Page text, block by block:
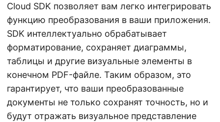
Cloud SDK позволяет вам легко интегрировать
функцию преобразования в ваши приложения.
SDK интеллектуально обрабатывает
форматирование, сохраняет диаграммы,
таблицы и другие визуальные элементы в
конечном PDF-файле. Таким образом, это
гарантирует, что ваши преобразованные
документы не только сохранят точность, но и
будут отражать визуальное представление